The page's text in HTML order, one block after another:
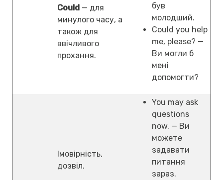
Could — для
минулого часу, а
також для
ввічливого
прохання.
був
молодший.
Could you help
me, please? —
Ви могли б
мені
допомогти?
Імовірність,
дозвіл.
You may ask
questions
now. — Ви
можете
задавати
питання
зараз.